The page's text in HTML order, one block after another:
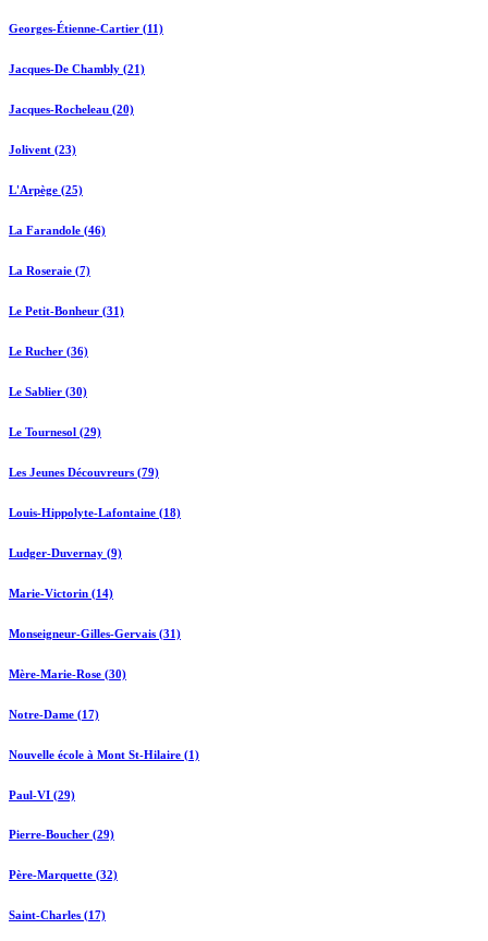
Georges-Étienne-Cartier (11)
Jacques-De Chambly (21)
Jacques-Rocheleau (20)
Jolivent (23)
L'Arpège (25)
La Farandole (46)
La Roseraie (7)
Le Petit-Bonheur (31)
Le Rucher (36)
Le Sablier (30)
Le Tournesol (29)
Les Jeunes Découvreurs (79)
Louis-Hippolyte-Lafontaine (18)
Ludger-Duvernay (9)
Marie-Victorin (14)
Monseigneur-Gilles-Gervais (31)
Mère-Marie-Rose (30)
Notre-Dame (17)
Nouvelle école à Mont St-Hilaire (1)
Paul-VI (29)
Pierre-Boucher (29)
Père-Marquette (32)
Saint-Charles (17)